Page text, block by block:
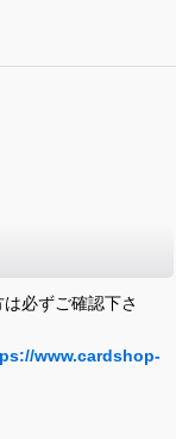
必ずご確認下さ
www.cardshop-